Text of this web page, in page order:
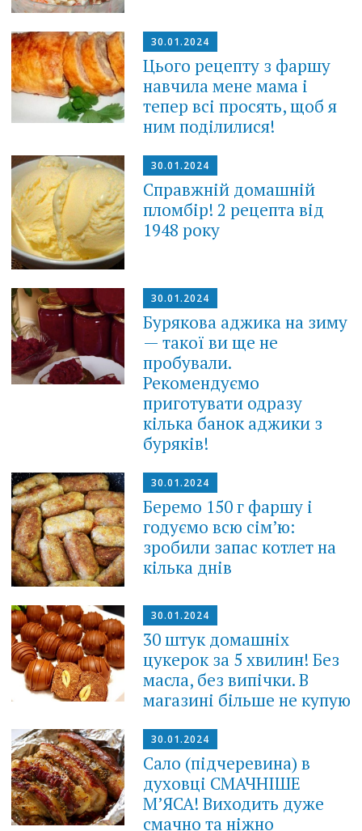
30.01.2024
Цього рецепту з фаршу
навчила мене мама і
тепер всі просять, щоб я
ним поділилися!
30.01.2024
Справжній домашній
пломбір! 2 рецепта від
1948 року
30.01.2024
Бурякова аджика на зиму
— такої ви ще не
пробували.
Рекомендуємо
приготувати одразу
кілька банок аджики з
буряків!
30.01.2024
Беремо 150 г фаршу і
годуємо всю сім’ю:
зробили запас котлет на
кілька днів
30.01.2024
30 штук домашніх
цукерок за 5 хвилин! Без
масла, без випічки. В
магазині більше не купую
30.01.2024
Сало (підчеревина) в
духовці СМАЧНІШЕ
М’ЯСА! Виходить дуже
смачно та ніжно